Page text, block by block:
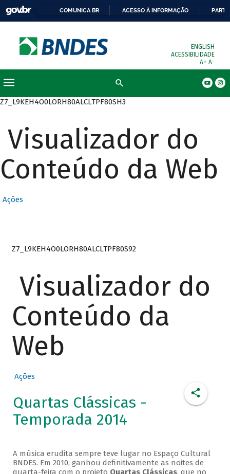
COMUNICA BR ACESSO À INFORMAÇÃO
ENGLISH
ACESSIBILIDADE
A+ A-
Z7_L9KEH4O0LORH80ALCLTPF80SH3
Visualizador do
Conteúdo da Web
Ações
Z7_L9KEH4O0LORH80ALCLTPF80S92
Visualizador do
Conteúdo da
Web
Ações
Quartas Clássicas -
Temporada 2014
A música erudita sempre teve lugar no Espaço Cultural
BNDES. Em 2010, ganhou definitivamente as noites de